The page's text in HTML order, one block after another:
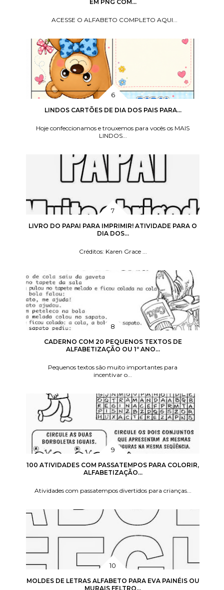
EM PNG COM...
ACESSE O ALFABETO COMPLETO AQUI...
LINDOS CARTÕES DE DIA DOS PAIS PARA...
Hoje confeccionamos e trouxemos para vocês os MAIS
LINDOS...
LIVRO DO PAPAI PARA IMPRIMIR! ATIVIDADE PARA O
DIA DOS...
Créditos: Karen Grace ...
CADERNO COM 20 PEQUENOS TEXTOS DE
ALFABETIZAÇÃO OU 1º ANO...
Pequenos textos são muito importantes para
incentivar o...
100 ATIVIDADES COM PASSATEMPOS PARA COLORIR,
ALFABETIZAÇÃO...
Atividades com passatempos divertidos para crianças...
MOLDES DE LETRAS ALFABETO PARA EVA PAINÉIS OU
MURAIS FELTRO...